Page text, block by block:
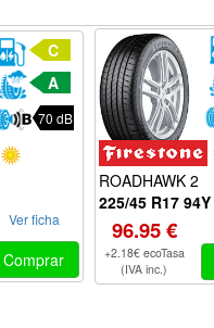
C
A
70 dB
Ver ficha
Comprar
ROADHAWK 2
225/45 R17 94Y
96.95 €
+2.18€ ecoTasa
(IVA inc.)